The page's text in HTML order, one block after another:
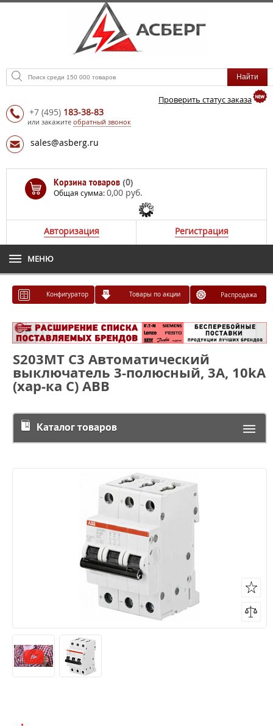
Проверить статус заказа
+7 (495) 183-38-83
или закажите обратный звонок
sales@asberg.ru
Корзина товаров (0)
Общая сумма:0,00 руб.
Авторизация Регистрация
МЕНЮ
Конфигуратор Товары по акции Распродажа
S203MT C3 Автоматический
выключатель 3-полюсный, 3А, 10kA
(хар-ка C) ABB
Каталог товаров